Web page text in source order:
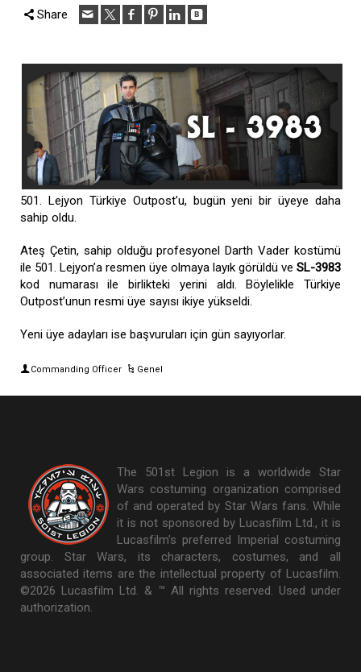
Share
501. Lejyon Türkiye Outpost’u, bugün yeni bir üyeye daha
sahip oldu.
Ateş Çetin, sahip olduğu profesyonel Darth Vader kostümü
ile 501. Lejyon’a resmen üye olmaya layık görüldü ve SL-3983
kod numarası ile birlikteki yerini aldı. Böylelikle Türkiye
Outpost’unun resmi üye sayısı ikiye yükseldi.
Yeni üye adayları ise başvuruları için gün sayıyorlar.
Commanding Officer Genel
The 501st Legion is a worldwide Star
Wars costuming organization comprised
of and operated by Star Wars fans. While
it is not sponsored by Lucasfilm Ltd., it is
Lucasfilm's preferred Imperial costuming
group. Star Wars, its characters, costumes, and all
associated items are the intellectual property of Lucasfilm.
©2026 Lucasfilm Ltd. & ™ All rights reserved. Used under
authorization.